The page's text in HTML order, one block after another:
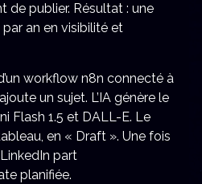
de publier. Résultat : une
an en visibilité et
workflow n8n connecté à
un sujet. L’IA génère le
Flash 1.5 et DALL-E. Le
en « Draft ». Une fois
part
planifiée.